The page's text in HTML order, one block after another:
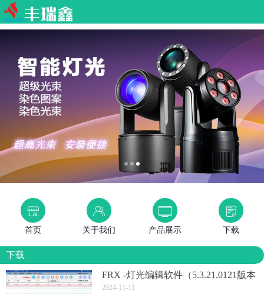
首页 关于我们 产品展示 下载
下载
FRX -灯光编辑软件（5.3.21.0121版本
(3)
2024-11-11